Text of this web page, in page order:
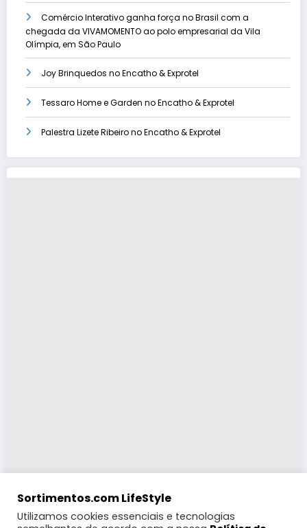
Comércio Interativo ganha força no Brasil com a
chegada da VIVAMOMENTO ao polo empresarial da Vila
Olímpia, em São Paulo
Joy Brinquedos no Encatho & Exprotel
Tessaro Home e Garden no Encatho & Exprotel
Palestra Lizete Ribeiro no Encatho & Exprotel
Sortimentos.com LifeStyle
Utilizamos cookies essenciais e tecnologias